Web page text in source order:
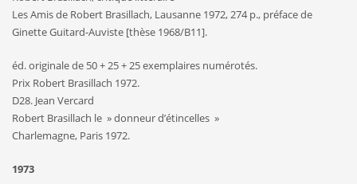
Les Amis de Robert Brasillach, Lausanne 1972, 274 p., préface de
Ginette Guitard-Auviste [thèse 1968/B11].
éd. originale de 50 + 25 + 25 exemplaires numérotés.
Prix Robert Brasillach 1972.
D28. Jean Vercard
Robert Brasillach le » donneur d’étincelles »
Charlemagne, Paris 1972.
1973